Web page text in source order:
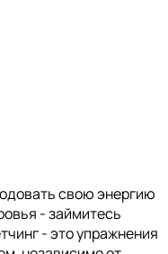
свою энергию
- займитесь
- это упражнения